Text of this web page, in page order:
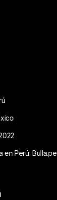
en Perú: Bulla.pe